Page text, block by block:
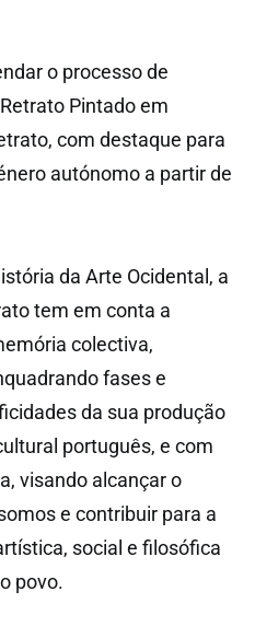
o processo de
Pintado em
com destaque para
autónomo a partir de
da Arte Ocidental, a
tem em conta a
colectiva,
fases e
da sua produção
português, e com
visando alcançar o
e contribuir para a
social e filosófica
povo.